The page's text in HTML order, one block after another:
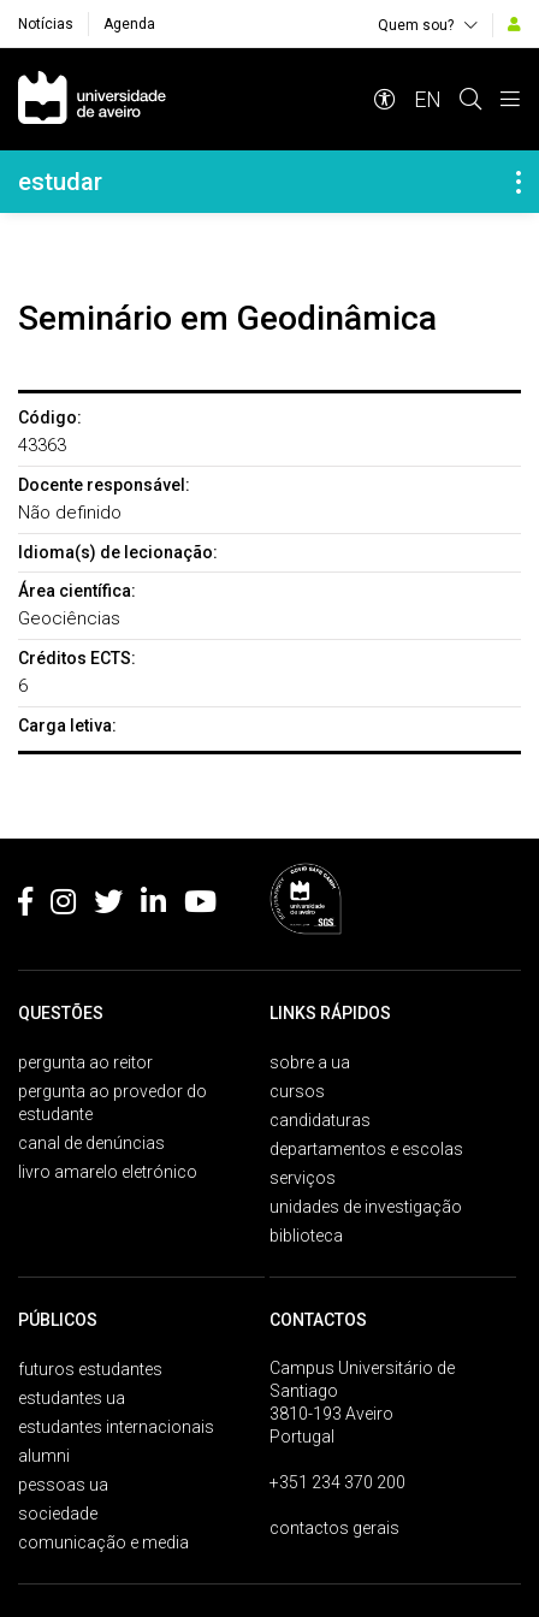
Notícias Agenda Quem sou?
Navegação Principal
EN
Navegação Lateral
estudar
Seminário em Geodinâmica
Código:
43363
Docente responsável:
Não definido
Idioma(s) de lecionação:
Área científica:
Geociências
Créditos ECTS:
6
Carga letiva:
QUESTÕES
pergunta ao reitor
pergunta ao provedor do
estudante
canal de denúncias
livro amarelo eletrónico
LINKS RÁPIDOS
sobre a ua
cursos
candidaturas
departamentos e escolas
serviços
unidades de investigação
biblioteca
PÚBLICOS
futuros estudantes
estudantes ua
estudantes internacionais
alumni
pessoas ua
sociedade
comunicação e media
CONTACTOS
Campus Universitário de
Santiago
3810-193 Aveiro
Portugal
+351 234 370 200
contactos gerais